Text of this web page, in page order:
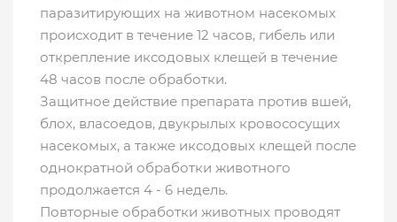
паразитирующих на животном насекомых
происходит в течение 12 часов, гибель или
открепление иксодовых клещей в течение
48 часов после обработки.
Защитное действие препарата против вшей,
блох, власоедов, двукрылых кровососущих
насекомых, а также иксодовых клещей после
однократной обработки животного
продолжается 4 - 6 недель.
Повторные обработки животных проводят